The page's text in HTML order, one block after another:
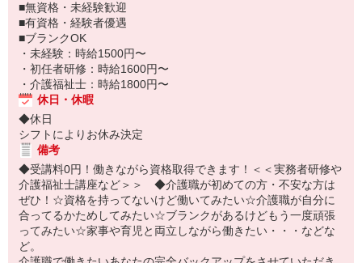
■無資格・未経験歓迎
■有資格・経験者優遇
■ブランクOK
・未経験：時給1500円〜
・初任者研修：時給1600円〜
・介護福祉士：時給1800円〜
休日・休暇
◆休日
シフトによりお休み決定
備考
◆受講料0円！働きながら資格取得できます！＜＜実務者研修や
介護福祉士講座など＞＞ ◆介護職が初めての方・不安な方は
ぜひ！☆資格を持ってないけど働いてみたい☆介護職が自分に
合ってるかためしてみたい☆ブランクがあるけどもう一度頑張
ってみたい☆家事や育児と両立しながら働きたい・・・などな
ど。